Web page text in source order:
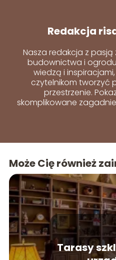
Redakcja
Nasza redakcja z
budownictwa i
wiedzą i
czytelnikom tworzyć
przestrzenie.
skomplikowane
Może Cię również
Tarasy